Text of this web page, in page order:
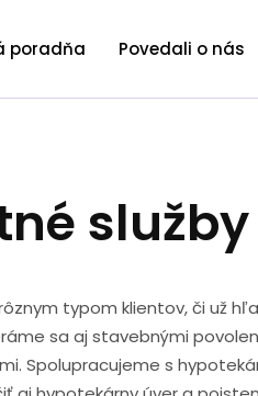
poradňa Povedali o nás
typom klientov, či už
sa aj stavebnými
Spolupracujeme s